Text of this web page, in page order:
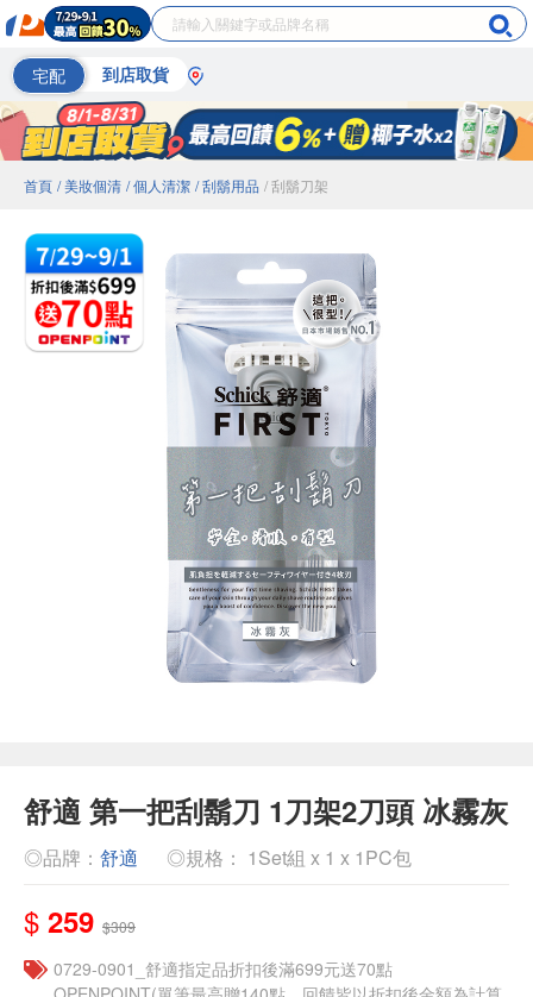
宅配 到店取貨
首頁 / 美妝個清 / 個人清潔 / 刮鬍用品 / 刮鬍刀架
舒適 第一把刮鬍刀 1刀架2刀頭 冰霧灰
◎品牌： 舒適 ◎規格： 1Set組 x 1 x 1PC包
$ 259 $309
0729-0901_舒適指定品折扣後滿699元送70點